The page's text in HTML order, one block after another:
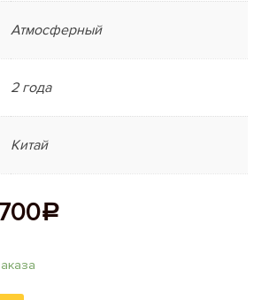
Атмосферный
2 года
Китай
Р